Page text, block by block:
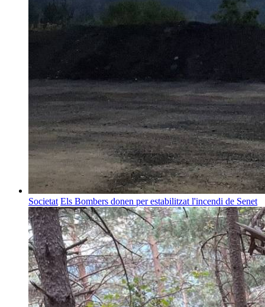
Societat Els Bombers donen per estabilitzat l'incendi de Senet